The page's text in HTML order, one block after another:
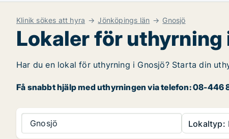
Klinik sökes att hyra Jönköpings län Gnosjö
Lokaler för uthyrning
Har du en lokal för uthyrning i Gnosjö? Starta din
Få snabbt hjälp med uthyrningen via telefon: 08-446
Gnosjö Lokaltyp: